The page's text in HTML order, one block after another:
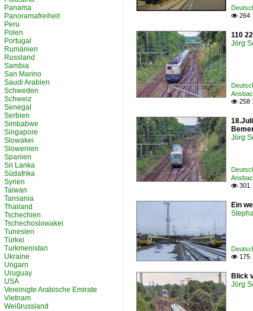
 264
110
Jörg
 258
Jörg
 301
Ein
 175
Blick
Jörg
Panama
Panoramafreiheit
Peru
Polen
Portugal
Rumänien
Russland
Sambia
San Marino
Saudi Arabien
Schweden
Schweiz
Senegal
Serbien
Simbabwe
Singapore
Slowakei
Slowenien
Spanien
Sri Lanka
Südafrika
Syrien
Taiwan
Tansania
Thailand
Tschechien
Tschechoslowakei
Tunesien
Türkei
Turkmenistan
Ukraine
Ungarn
Uruguay
USA
Vereinigte Arabische Emirate
Vietnam
Weißrussland